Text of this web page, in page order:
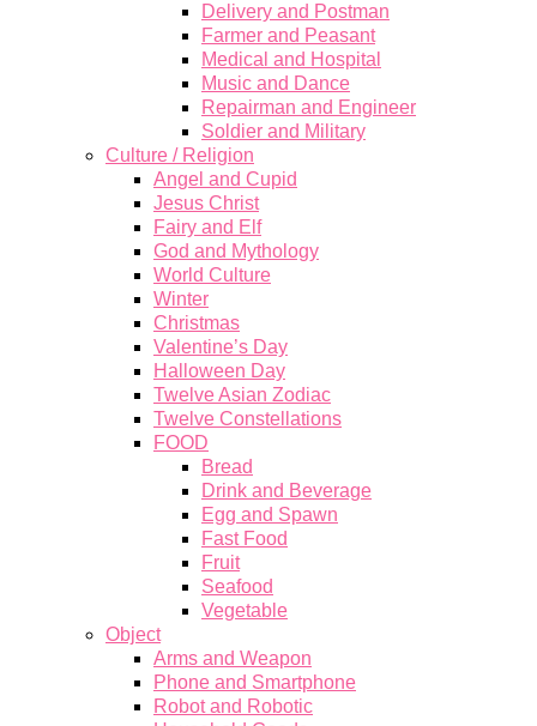
Delivery and Postman
Farmer and Peasant
Medical and Hospital
Music and Dance
Repairman and Engineer
Soldier and Military
Culture / Religion
Angel and Cupid
Jesus Christ
Fairy and Elf
God and Mythology
World Culture
Winter
Christmas
Valentine’s Day
Halloween Day
Twelve Asian Zodiac
Twelve Constellations
FOOD
Bread
Drink and Beverage
Egg and Spawn
Fast Food
Fruit
Seafood
Vegetable
Object
Arms and Weapon
Phone and Smartphone
Robot and Robotic